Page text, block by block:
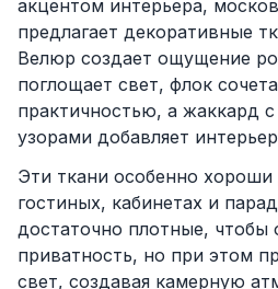
акцентом интерьера,
предлагает декоративные
Велюр создает ощущение
поглощает свет, флок
практичностью, а жаккард
узорами добавляет
Эти ткани особенно
гостиных, кабинетах и
достаточно плотные, чтобы
приватность, но при этом
свет, создавая камерную